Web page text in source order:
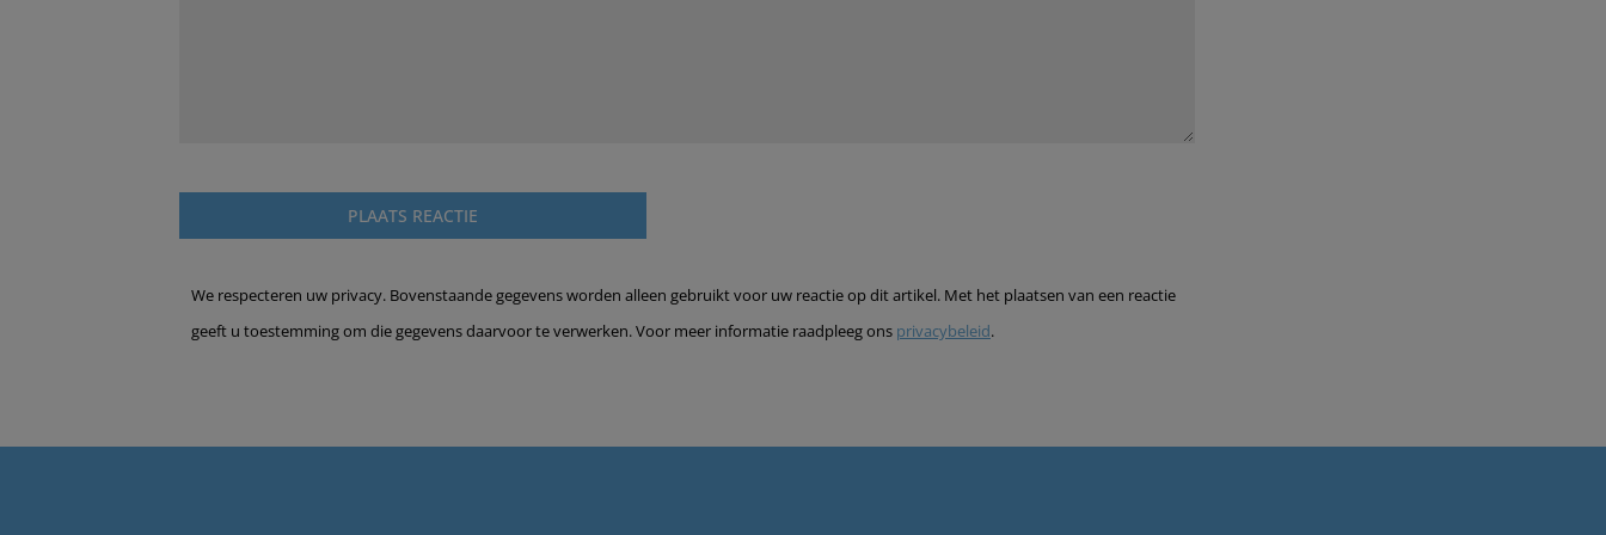
We respecteren uw privacy. Bovenstaande gegevens worden alleen gebruikt voor uw reactie op dit artikel. Met het plaatsen van een reactie
geeft u toestemming om die gegevens daarvoor te verwerken. Voor meer informatie raadpleeg ons privacybeleid.